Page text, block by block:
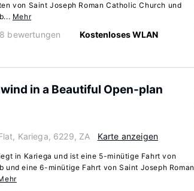
von Saint Joseph Roman Catholic Church und
Mehr
8 bewertungen Kostenloses WLAN
in a Beautiful Open-plan
Kariega, 6229, ZA Karte anzeigen
in Kariega und ist eine 5-minütige Fahrt von
und eine 6-minütige Fahrt von Saint Joseph Roman